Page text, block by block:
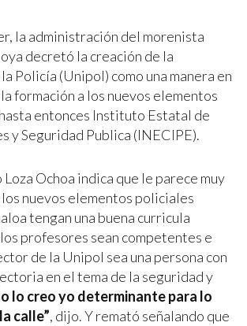
la administración del morenista
decretó la creación de la
Policía (Unipol) como una manera en
formación a los nuevos elementos
entonces Instituto Estatal de
y Seguridad Publica (INECIPE).
Ochoa indica que le parece muy
nuevos elementos policiales
tengan una buena curricula
profesores sean competentes e
de la Unipol sea una persona con
en el tema de la seguridad y
lo creo yo determinante para lo
calle”, dijo. Y remató señalando que